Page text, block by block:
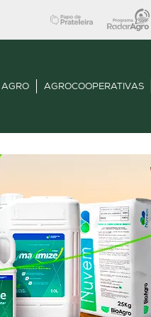
AGROCOOPERATIVAS